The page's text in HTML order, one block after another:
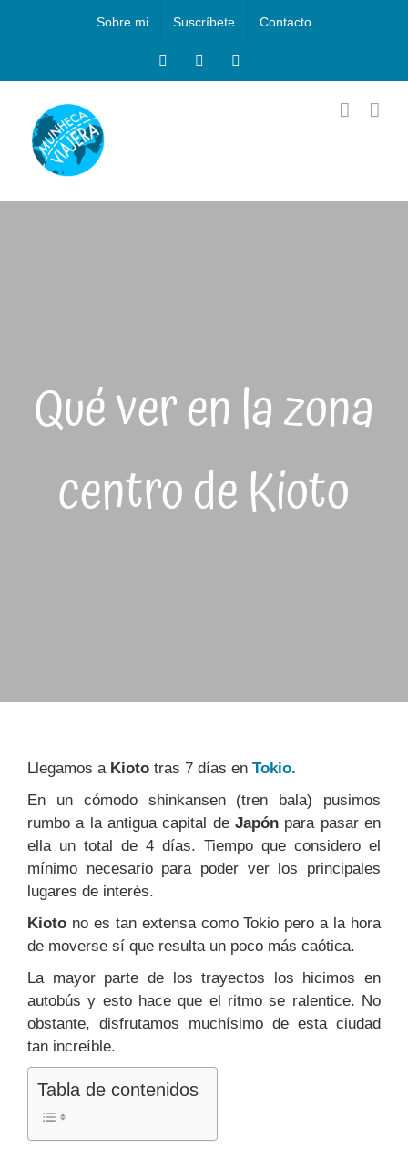
Sobre mi Suscríbete Contacto
FacebookInstagram
Qué ver en la zona
centro de Kioto
Llegamos a Kioto tras 7 días en Tokio.
En un cómodo shinkansen (tren bala) pusimos
rumbo a la antigua capital deJapón para pasar en
ella un total de 4 días. Tiempo que considero el
mínimo necesario para poder ver los principales
lugares de interés.
Kioto no es tan extensa como Tokio pero a la hora
de moverse sí que resulta un poco más caótica.
La mayor parte de los trayectos los hicimos en
autobús y esto hace que el ritmo se ralentice. No
obstante, disfrutamos muchísimo de esta ciudad
tan increíble.
Tabla de contenidos